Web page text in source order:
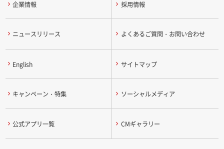
企業情報 採用情報
ニュースリリース よくあるご質問・お問い合わせ
English サイトマップ
キャンペーン・特集 ソーシャルメディア
公式アプリ一覧 CMギャラリー